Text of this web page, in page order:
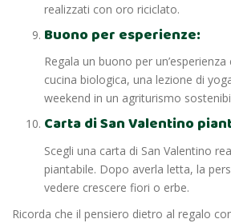
realizzati con oro riciclato.
Buono per esperienze:
Regala un buono per
cucina biologica, una lezione di
weekend in un agriturismo
Carta di San Valentino
Scegli una carta di San Valentino
piantabile. Dopo averla letta, la
vedere crescere fiori o erbe.
Ricorda che il pensiero dietro al regalo